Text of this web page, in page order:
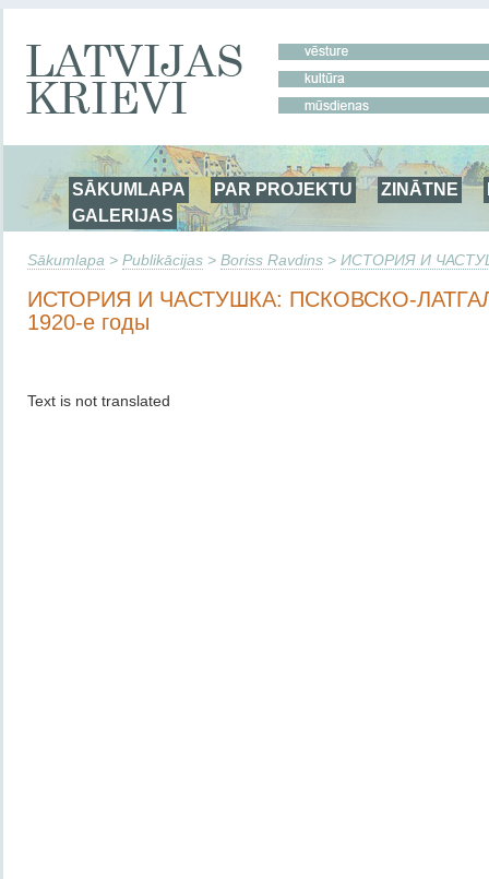
SĀKUMLAPA PAR PROJEKTU ZINĀTNE
GALERIJAS
Sākumlapa > Publikācijas > Boriss Ravdins > ИСТОРИЯ И
ИСТОРИЯ И ЧАСТУШКА: ПСКОВСКО-
1920-е годы
Text is not translated